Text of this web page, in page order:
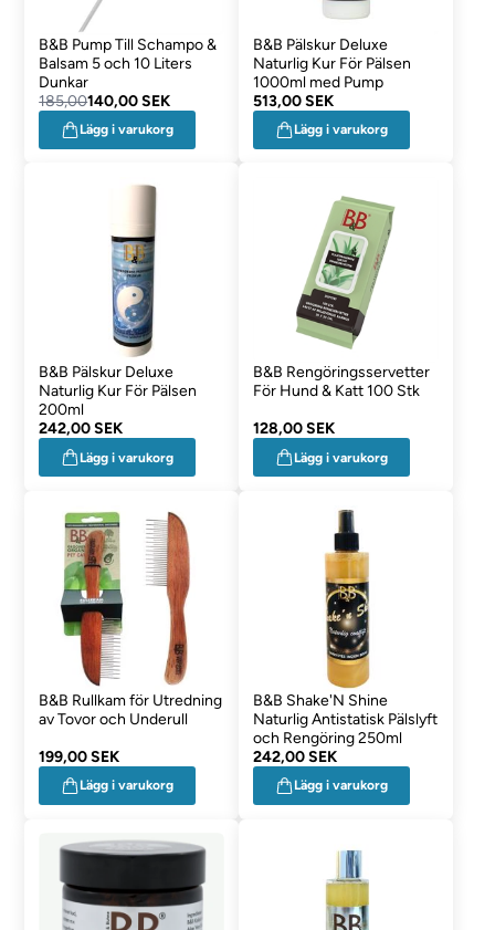
B&B Pump Till Schampo &
Balsam 5 och 10 Liters
Dunkar
185,00140,00 SEK
Lägg i varukorg
B&B Pälskur Deluxe
Naturlig Kur För Pälsen
1000ml med Pump
513,00 SEK
Lägg i varukorg
B&B Pälskur Deluxe
Naturlig Kur För Pälsen
200ml
242,00 SEK
Lägg i varukorg
B&B Rengöringsservetter
För Hund & Katt 100 Stk
128,00 SEK
Lägg i varukorg
B&B Rullkam för Utredning
av Tovor och Underull
199,00 SEK
Lägg i varukorg
B&B Shake'N Shine
Naturlig Antistatisk Pälslyft
och Rengöring 250ml
242,00 SEK
Lägg i varukorg